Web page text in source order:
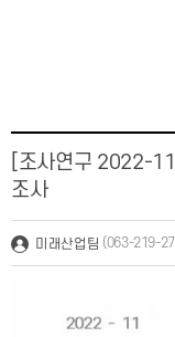
[조사연구 2022-
조사
미래산업팀 (063-219-